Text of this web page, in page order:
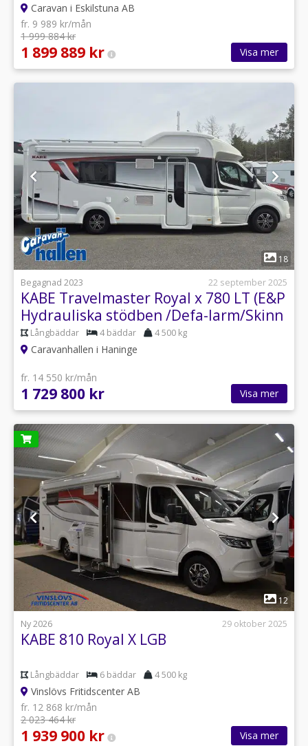
Caravan i Eskilstuna AB
fr. 9 989 kr/mån
1 999 884 kr
1 899 889 kr Visa mer
18
Begagnad 2023
22 september 2025
KABE Travelmaster Royal x 780 LT (E&P
Hydrauliska stödben /Defa-larm/Skinn
m.m)
Långbäddar 4 bäddar 4 500 kg
Caravanhallen i Haninge
fr. 14 550 kr/mån
1 729 800 kr Visa mer
12
Ny 2026
29 oktober 2025
KABE 810 Royal X LGB
Långbäddar 6 bäddar 4 500 kg
Vinslövs Fritidscenter AB
fr. 12 868 kr/mån
2 023 464 kr
1 939 900 kr Visa mer